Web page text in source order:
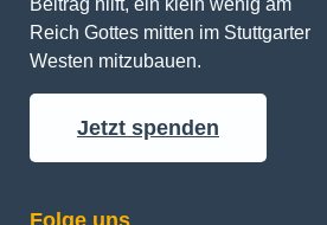
Beitrag hilft, ein klein wenig am
Reich Gottes mitten im Stuttgarter
Westen mitzubauen.
Jetzt spenden
Folge uns